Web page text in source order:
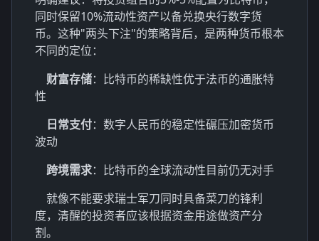
同时保留10%流动性资产以备兑换央行数字货
币。这种"两头下注"的策略背后，是两种货币根本
不同的定位：
财富存储：比特币的稀缺性优于法币的通胀特
性
日常支付：数字人民币的稳定性碾压加密货币
波动
跨境需求：比特币的全球流动性目前仍无对手
就像不能要求瑞士军刀同时具备菜刀的锋利
度，清醒的投资者应该根据资金用途做资产分
割。